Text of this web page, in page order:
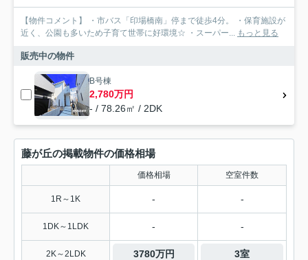
【物件コメント】 ・市バス「印場橋南」停まで徒歩4分。 ・保育施設が
近く、公園も多いため子育て世帯に好環境☆ ・スーパー...
もっと見る
販売中の物件
B号棟
2,780万円
- / 78.26㎡ / 2DK
藤が丘の掲載物件の価格相場
価格相場 空室件数
1R～1K - -
1DK～1LDK - -
2K～2LDK 3780万円 3室